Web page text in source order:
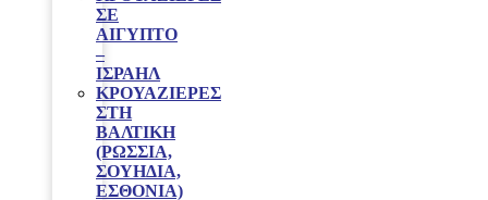
ΣΕ
ΑΙΓΥΠΤΟ
–
ΙΣΡΑΗΛ
ΚΡΟΥΑΖΙΕΡΕΣ
ΣΤΗ
ΒΑΛΤΙΚΗ
(ΡΩΣΣΙΑ,
ΣΟΥΗΔΙΑ,
ΕΣΘΟΝΙΑ)